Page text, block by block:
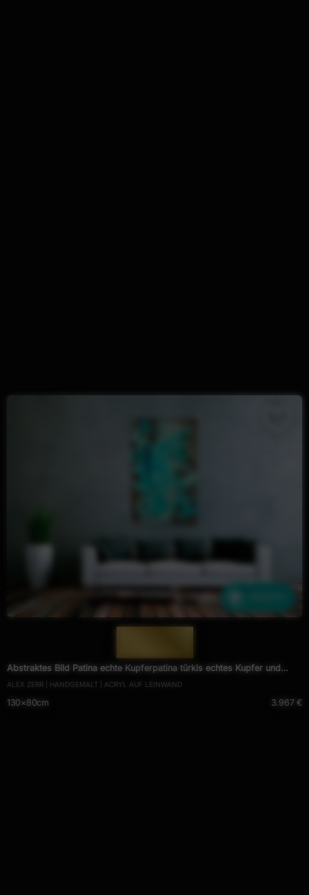
Abstraktes Bild Patina echte Kupferpatina türkis echtes Kupfer und
Patina auf Leinwand
ALEX ZERR | HANDGEMALT | ACRYL AUF LEINWAND
130×80cm 3.967 €